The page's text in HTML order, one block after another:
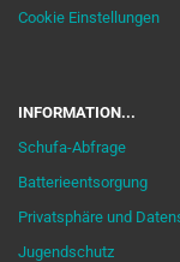
Cookie Einstellungen
INFORMATION...
Schufa-Abfrage
Batterieentsorgung
Privatsphäre und
Jugendschutz